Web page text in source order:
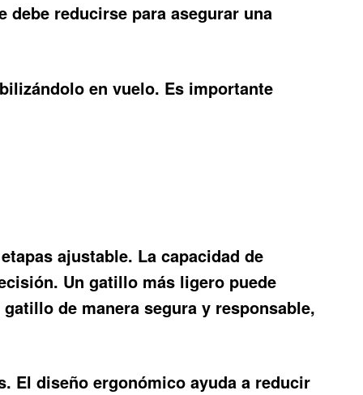
debe reducirse para asegurar una
en vuelo. Es importante
ajustable. La capacidad de
Un gatillo más ligero puede
de manera segura y responsable,
El diseño ergonómico ayuda a reducir